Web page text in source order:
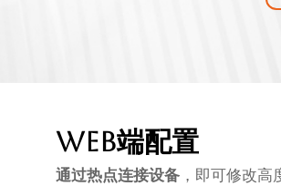
WEB端配置
通过热点连接设备，即可修改高